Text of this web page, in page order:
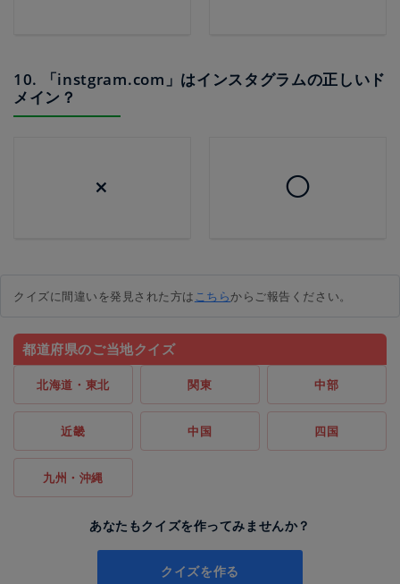
10. 「instgram.com」はインスタグラムの正しいド
メイン？
× ◯
クイズに間違いを発見された方はこちらからご報告ください。
都道府県のご当地クイズ
北海道・東北 関東 中部
近畿 中国 四国
九州・沖縄
あなたもクイズを作ってみませんか？
クイズを作る